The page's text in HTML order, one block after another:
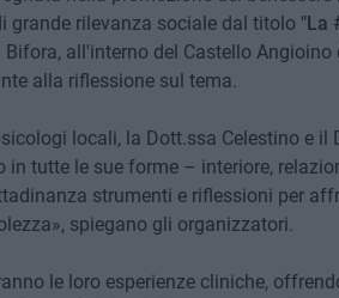
grande rilevanza sociale dal titolo "La
all'interno del Castello Angioino
alla riflessione sul tema.
locali, la Dott.ssa Celestino e il
tutte le sue forme – interiore,
strumenti e riflessioni per
spiegano gli organizzatori.
le loro esperienze cliniche,